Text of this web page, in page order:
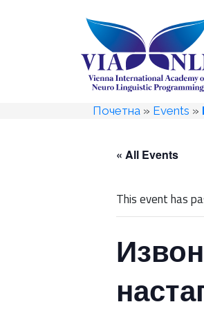
Почетна » Events »
« All Events
This event has